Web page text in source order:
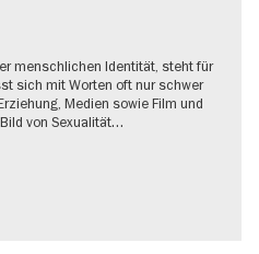
menschlichen Identität, steht für
sich mit Worten oft nur schwer
Medien sowie Film und
von Sexualität…